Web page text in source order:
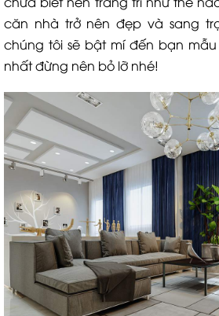
căn nhà trở nên đẹp và sang
chúng tôi sẽ bật mí đến bạn
nhất đừng nên bỏ lỡ nhé!